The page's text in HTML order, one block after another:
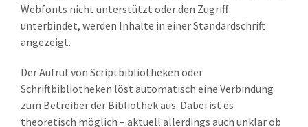
Webfonts nicht unterstützt oder den Zugriff
unterbindet, werden Inhalte in einer Standardschrift
angezeigt.
Der Aufruf von Scriptbibliotheken oder
Schriftbibliotheken löst automatisch eine Verbindung
zum Betreiber der Bibliothek aus. Dabei ist es
theoretisch möglich – aktuell allerdings auch unklar ob